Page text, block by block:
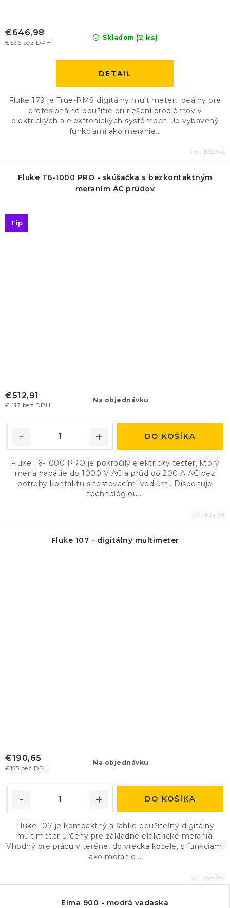
Skladom (2 ks)
€526 bez DPH
€646,98
DETAIL
Fluke 179 je True-RMS digitálny multimeter, ideálny pre
profesionálne použitie pri riešení problémov v
elektrických a elektronických systémoch. Je vybavený
funkciami ako meranie...
Kód: 1592842
Fluke T6-1000 PRO - skúšačka s bezkontaktným
meraním AC prúdov
Tip
Na objednávku
€417 bez DPH
€512,91
DO KOŠÍKA
Fluke T6-1000 PRO je pokročilý elektrický tester, ktorý
meria napätie do 1000 V AC a prúd do 200 A AC bez
potreby kontaktu s testovacími vodičmi. Disponuje
technológiou...
Kód: 5134758
Fluke 107 - digitálny multimeter
Na objednávku
€155 bez DPH
€190,65
DO KOŠÍKA
Fluke 107 je kompaktný a ľahko použiteľný digitálny
multimeter určený pre základné elektrické merania.
Vhodný pre prácu v teréne, do vrecka košele, s funkciami
ako meranie...
Kód: 4367953
Elma 900 - modrá vadaska